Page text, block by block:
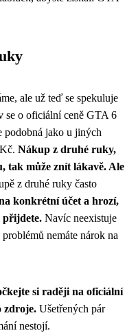
ale už teď se spekuluje
se o oficiální ceně GTA 6
podobná jako u jiných
Nákup z druhé ruky,
tak může znít lákavě. Ale
z druhé ruky často
konkrétní účet a hrozí,
přijdete. Navíc neexistuje
nemáte nárok na
si raději na oficiální
zdroje. Ušetřených pár
nestojí.